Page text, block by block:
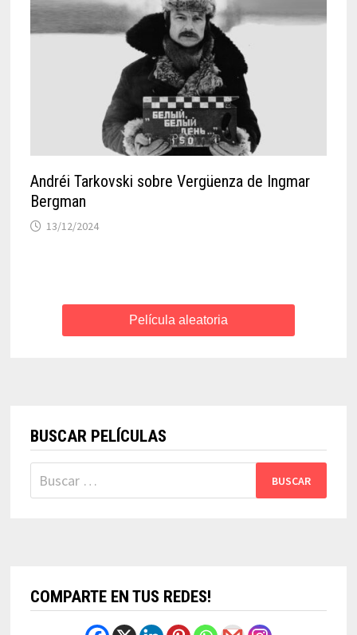
Andréi Tarkovski sobre Vergüenza de Ingmar
Bergman
13/12/2024
Película aleatoria
BUSCAR PELÍCULAS
Buscar:
COMPARTE EN TUS REDES!